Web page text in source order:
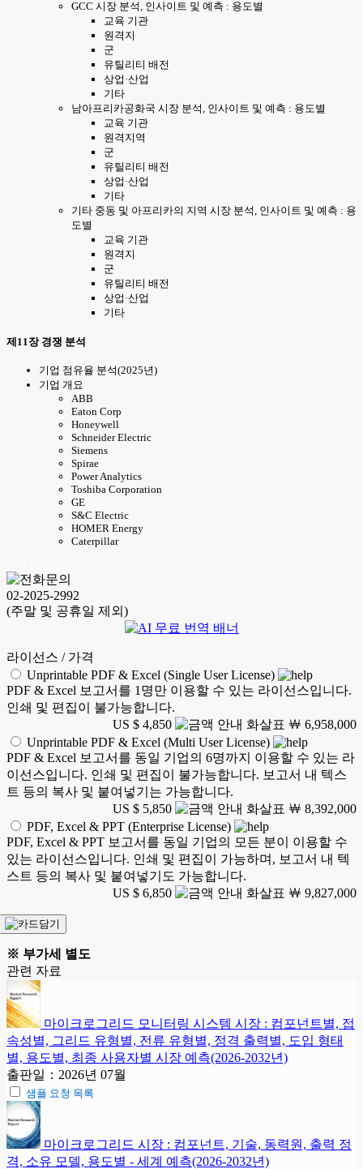
GCC 시장 분석, 인사이트 및 예측 : 용도별
교육 기관
원격지
군
유틸리티 배전
상업·산업
기타
남아프리카공화국 시장 분석, 인사이트 및 예측 : 용도별
교육 기관
원격지역
군
유틸리티 배전
상업·산업
기타
기타 중동 및 아프리카의 지역 시장 분석, 인사이트 및 예측 : 용
도별
교육 기관
원격지
군
유틸리티 배전
상업·산업
기타
제11장 경쟁 분석
기업 점유율 분석(2025년)
기업 개요
ABB
Eaton Corp
Honeywell
Schneider Electric
Siemens
Spirae
Power Analytics
Toshiba Corporation
GE
S&C Electric
HOMER Energy
Caterpillar
02-2025-2992
(주말 및 공휴일 제외)
라이선스 / 가격
Unprintable PDF & Excel (Single User License)
PDF & Excel 보고서를 1명만 이용할 수 있는 라이선스입니다.
인쇄 및 편집이 불가능합니다.
US $ 4,850
￦ 6,958,000
Unprintable PDF & Excel (Multi User License)
PDF & Excel 보고서를 동일 기업의 6명까지 이용할 수 있는 라
이선스입니다. 인쇄 및 편집이 불가능합니다. 보고서 내 텍스
트 등의 복사 및 붙여넣기는 가능합니다.
US $ 5,850
￦ 8,392,000
PDF, Excel & PPT (Enterprise License)
PDF, Excel & PPT 보고서를 동일 기업의 모든 분이 이용할 수
있는 라이선스입니다. 인쇄 및 편집이 가능하며, 보고서 내 텍
스트 등의 복사 및 붙여넣기도 가능합니다.
US $ 6,850
￦ 9,827,000
※ 부가세 별도
관련 자료
마이크로그리드 모니터링 시스템 시장 : 컴포넌트별, 접
속성별, 그리드 유형별, 전류 유형별, 정격 출력별, 도입 형태
별, 용도별, 최종 사용자별 시장 예측(2026-2032년)
출판일：2026년 07월
샘플 요청 목록
마이크로그리드 시장 : 컴포넌트, 기술, 동력원, 출력 정
격, 소유 모델, 용도별 - 세계 예측(2026-2032년)